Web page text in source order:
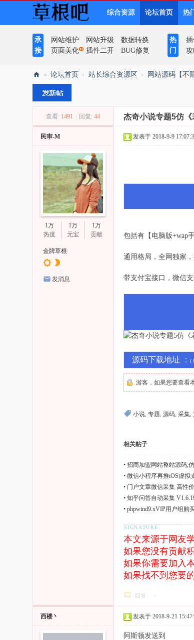
综合资源 论坛首页 热
承
接
网站维护 网站升级
数据转换
页面美化
插件二开 BUG修复
热
门
攻
根
» 论坛首页 › 站长综合资源区 › 网站源码【不
查看: 1491 回复: 44 杰奇小说专题5仿
民审-M
1万
热度
1万
元宝
1万
贡献
金牌草根
发消息
发表于 2018-9-9
包括有【电脑版+wap
通用格局，全网独家
带支付宝接口，微信
源码下载地址 ： (
游客，如果您要查看
小说, 专题, 源码, 采集,
相关帖子
• 招商加盟网站整站源码,
• 微信小程序再推iOS虚拟
• 门户文章微信采集 高性
• 知乎问答自动采集
• phpwind9.xVIP用户组购
本文来源于网友
如果您没有贡献
如果你需要加入
如果找不到您要
回复 <
西楼丶 发表于 2018-9-21
阿斯顿发送到